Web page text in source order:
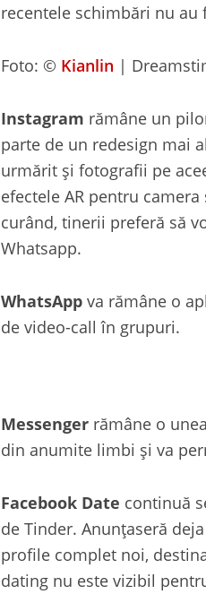
recentele schimbări nu
Foto: © Kianlin |
Instagram rămâne un
parte de un redesign mai
urmărit și fotografii pe
efectele AR pentru
curând, tinerii preferă să
Whatsapp.
WhatsApp va rămâne o
de video-call în grupuri.
Messenger rămâne o
din anumite limbi și va
Facebook Date continuă
de Tinder. Anunțaseră
profile complet noi,
dating nu este vizibil